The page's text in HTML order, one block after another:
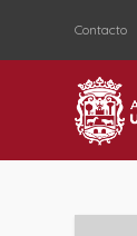
Contacto